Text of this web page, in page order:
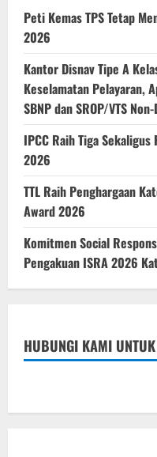
Peti Kemas TPS Tetap
2026
Kantor Disnav Tipe A
Keselamatan Pelayaran,
SBNP dan SROP/VTS Non-
IPCC Raih Tiga Sekaligus
2026
TTL Raih Penghargaan
Award 2026
Komitmen Social
Pengakuan ISRA 2026
HUBUNGI KAMI